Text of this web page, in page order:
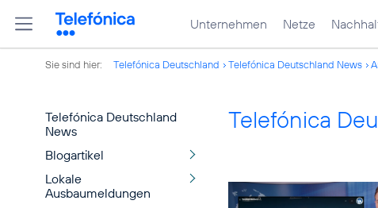
Unternehmen Netze
Sie sind hier: Telefónica Deutschland Telefónica Deutschland News
Telefónica Deutschland
News
Blogartikel
Lokale
Ausbaumeldungen
Telefónica